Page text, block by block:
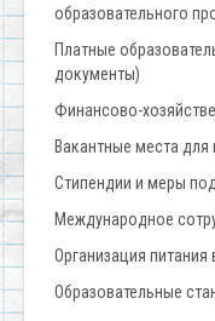
образовательного
Платные
документы)
Финансово-
Вакантные места
Стипендии и меры
Международное
Организация питания
Образовательные